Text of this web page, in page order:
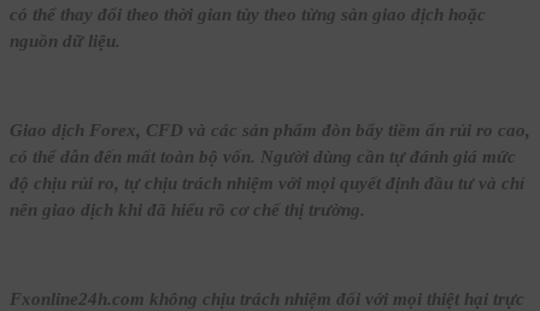
có thể thay đổi theo thời gian tùy theo từng sàn giao dịch hoặc
nguồn dữ liệu.
Giao dịch Forex, CFD và các sản phẩm đòn bẩy tiềm ẩn rủi ro cao,
có thể dẫn đến mất toàn bộ vốn. Người dùng cần tự đánh giá mức
độ chịu rủi ro, tự chịu trách nhiệm với mọi quyết định đầu tư và chỉ
nên giao dịch khi đã hiểu rõ cơ chế thị trường.
Fxonline24h.com không chịu trách nhiệm đối với mọi thiệt hại trực